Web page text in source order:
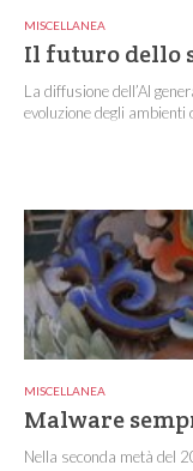
MISCELLANEA
Il futuro dello
La diffusione dell’AI
evoluzione degli ambienti
MISCELLANEA
Malware
Nella seconda metà del